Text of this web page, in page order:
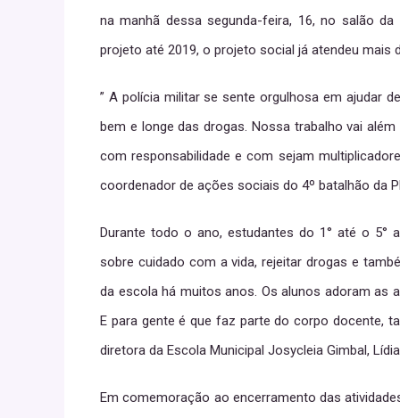
na manhã dessa segunda-feira, 16, no salão
projeto até 2019, o projeto social já atendeu mais
” A polícia militar se sente orgulhosa em ajudar
bem e longe das drogas. Nossa trabalho vai
com responsabilidade e com sejam
coordenador de ações sociais do 4º batalhão da
Durante todo o ano, estudantes do 1° até o 5°
sobre cuidado com a vida, rejeitar drogas e
da escola há muitos anos. Os alunos adoram as
E para gente é que faz parte do corpo docente,
diretora da Escola Municipal Josycleia Gimbal,
Em comemoração ao encerramento das